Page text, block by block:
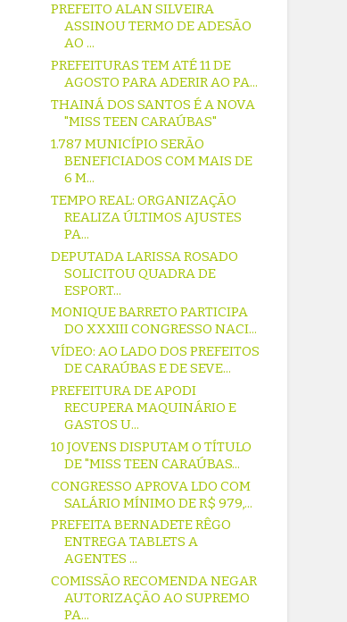
PREFEITO ALAN SILVEIRA
ASSINOU TERMO DE ADESÃO
AO ...
PREFEITURAS TEM ATÉ 11 DE
AGOSTO PARA ADERIR AO PA...
THAINÁ DOS SANTOS É A NOVA
"MISS TEEN CARAÚBAS"
1.787 MUNICÍPIO SERÃO
BENEFICIADOS COM MAIS DE
6 M...
TEMPO REAL: ORGANIZAÇÃO
REALIZA ÚLTIMOS AJUSTES
PA...
DEPUTADA LARISSA ROSADO
SOLICITOU QUADRA DE
ESPORT...
MONIQUE BARRETO PARTICIPA
DO XXXIII CONGRESSO NACI...
VÍDEO: AO LADO DOS PREFEITOS
DE CARAÚBAS E DE SEVE...
PREFEITURA DE APODI
RECUPERA MAQUINÁRIO E
GASTOS U...
10 JOVENS DISPUTAM O TÍTULO
DE "MISS TEEN CARAÚBAS...
CONGRESSO APROVA LDO COM
SALÁRIO MÍNIMO DE R$ 979,...
PREFEITA BERNADETE RÊGO
ENTREGA TABLETS A
AGENTES ...
COMISSÃO RECOMENDA NEGAR
AUTORIZAÇÃO AO SUPREMO
PA...